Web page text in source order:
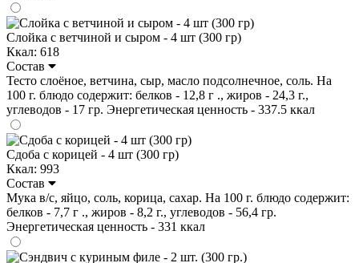
Слойка с ветчиной и сыром - 4 шт (300 гр)
Ккал: 618
Состав
Тесто слоёное, ветчина, сыр, масло подсолнечное, соль. На
100 г. блюдо содержит: белков - 12,8 г ., жиров - 24,3 г.,
углеводов - 17 гр. Энергетическая ценность - 337.5 ккал
Сдоба с корицей - 4 шт (300 гр)
Ккал: 993
Состав
Мука в/с, яйцо, соль, корица, сахар. На 100 г. блюдо содержит:
белков - 7,7 г ., жиров - 8,2 г., углеводов - 56,4 гр.
Энергетическая ценность - 331 ккал